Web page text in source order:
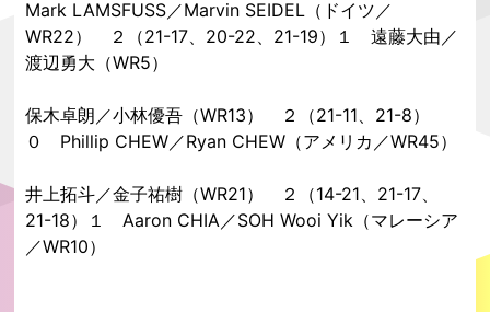
Mark LAMSFUSS／Marvin SEIDEL（ドイツ／
WR22） ２（21-17、20-22、21-19）１ 遠藤大由／
渡辺勇大（WR5）
保木卓朗／小林優吾（WR13） ２（21-11、21-8）
０ Phillip CHEW／Ryan CHEW（アメリカ／WR45）
井上拓斗／金子祐樹（WR21） ２（14-21、21-17、
21-18）１ Aaron CHIA／SOH Wooi Yik（マレーシア
／WR10）